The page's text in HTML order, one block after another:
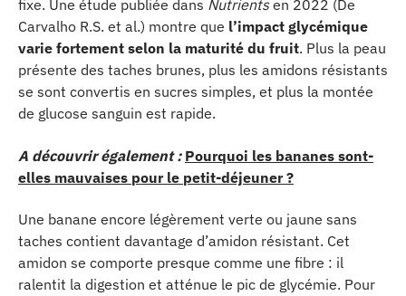
fixe. Une étude publiée dans Nutrientsen 2022 (De
Carvalho R.S. et al.) montre que l’impact glycémique
varie fortement selon la maturité du fruit. Plus la peau
présente des taches brunes, plus les amidons résistants
se sont convertis en sucres simples, et plus la montée
de glucose sanguin est rapide.
A découvrir également : Pourquoi les bananes sont-
elles mauvaises pour le petit-déjeuner ?
Une banane encore légèrement verte ou jaune sans
taches contient davantage d’amidon résistant. Cet
amidon se comporte presque comme une fibre : il
ralentit la digestion et atténue le pic de glycémie. Pour